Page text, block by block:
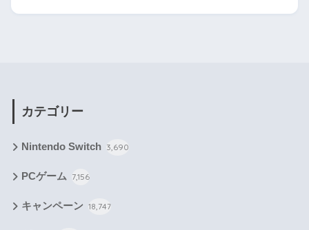
カテゴリー
Nintendo Switch 3,690
PCゲーム 7,156
キャンペーン 18,747